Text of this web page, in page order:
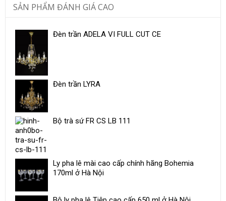
SẢN PHẨM ĐÁNH GIÁ CAO
Đèn trần ADELA VI FULL CUT CE
Đèn trần LYRA
Bộ trà sứ ​FR CS LB 111
Ly pha lê mài cao cấp chính hãng Bohemia
170ml ở Hà Nội